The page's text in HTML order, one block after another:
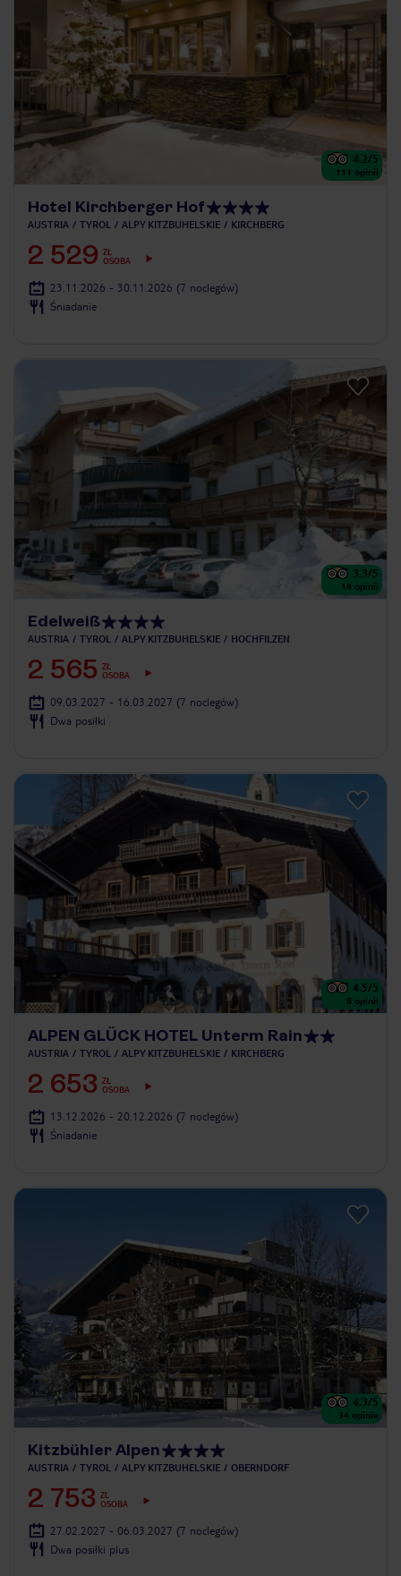
4.2/5
111 opinii
Hotel Kirchberger Hof
AUSTRIA TYROL ALPY KITZBUHELSKIE KIRCHBERG
2 529 ZŁ
OSOBA
23.11.2026 - 30.11.2026 (7 noclegów)
Śniadanie
3.3/5
18 opinii
Edelweiß
AUSTRIA TYROL ALPY KITZBUHELSKIE HOCHFILZEN
2 565 ZŁ
OSOBA
09.03.2027 - 16.03.2027 (7 noclegów)
Dwa posiłki
4.5/5
8 opinii
ALPEN GLÜCK HOTEL Unterm Rain
AUSTRIA TYROL ALPY KITZBUHELSKIE KIRCHBERG
2 653 ZŁ
OSOBA
13.12.2026 - 20.12.2026 (7 noclegów)
Śniadanie
4.3/5
34 opinie
Kitzbühler Alpen
AUSTRIA TYROL ALPY KITZBUHELSKIE OBERNDORF
2 753 ZŁ
OSOBA
27.02.2027 - 06.03.2027 (7 noclegów)
Dwa posiłki plus